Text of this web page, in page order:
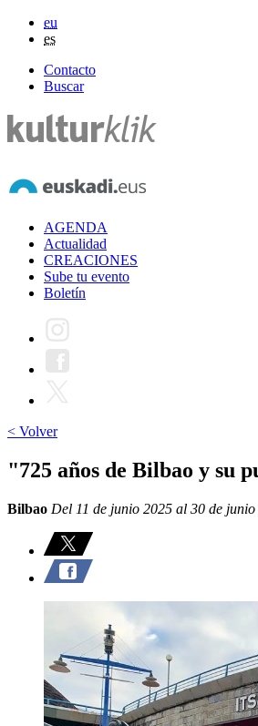
eu
es
Contacto
Buscar
AGENDA
Actualidad
CREACIONES
Sube tu evento
Boletín
< Volver
"725 años de Bilbao y su
Bilbao Del 11 de junio 2025 al 30 de